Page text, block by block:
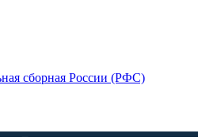
сборная России (РФС)